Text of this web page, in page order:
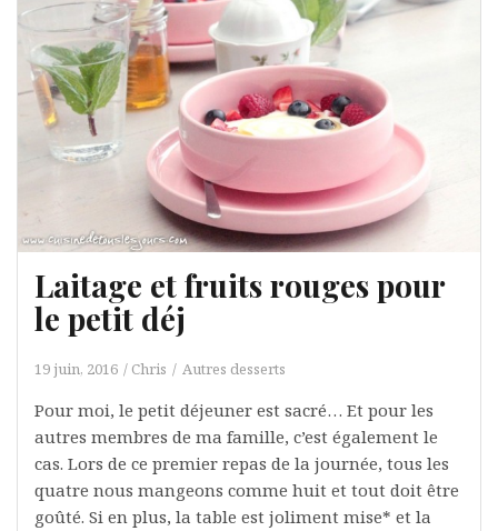
Laitage et fruits rouges pour
le petit déj
19 juin, 2016 Chris Autres desserts
Pour moi, le petit déjeuner est sacré… Et pour les
autres membres de ma famille, c’est également le
cas. Lors de ce premier repas de la journée, tous les
quatre nous mangeons comme huit et tout doit être
goûté. Si en plus, la table est joliment mise* et la